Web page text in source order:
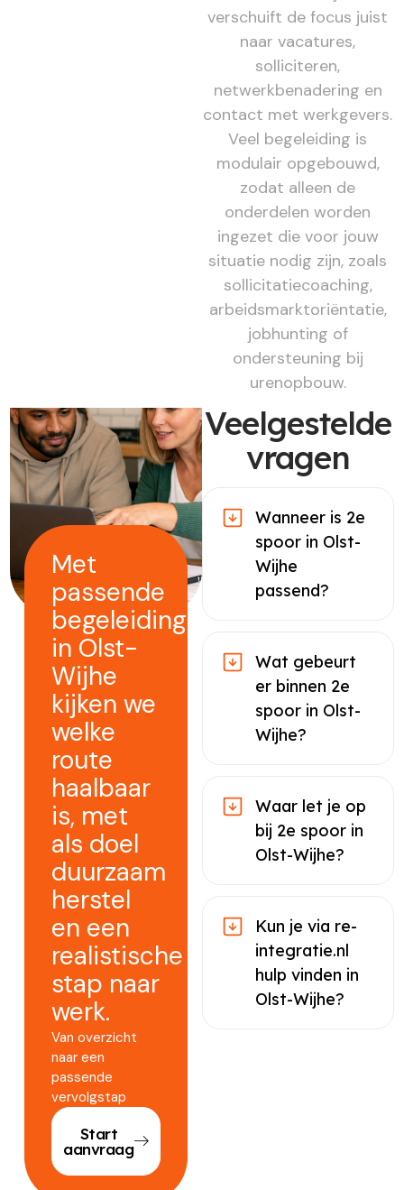
verschuift de focus juist
naar vacatures,
solliciteren,
netwerkbenadering en
contact met werkgevers.
Veel begeleiding is
modulair opgebouwd,
zodat alleen de
onderdelen worden
ingezet die voor jouw
situatie nodig zijn, zoals
sollicitatiecoaching,
arbeidsmarktoriëntatie,
jobhunting of
ondersteuning bij
urenopbouw.
Met
passende
begeleiding
in Olst-
Wijhe
kijken we
welke
route
haalbaar
is, met
als doel
duurzaam
herstel
en een
realistische
stap naar
werk.
Van overzicht
naar een
passende
vervolgstap
Start
aanvraag
Veelgestelde
vragen
Wanneer is 2e
spoor in Olst-
Wijhe
passend?
Wat gebeurt
er binnen 2e
spoor in Olst-
Wijhe?
Waar let je op
bij 2e spoor in
Olst-Wijhe?
Kun je via re-
integratie.nl
hulp vinden in
Olst-Wijhe?